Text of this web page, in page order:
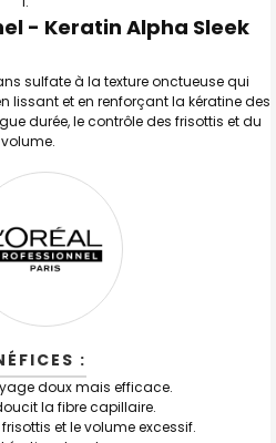
- Keratin Alpha Sleek
sulfate à la texture onctueuse qui
lissant et en renforçant la kératine des
durée, le contrôle des frisottis et du
volume.
:
doux mais efficace.
la fibre capillaire.
et le volume excessif.